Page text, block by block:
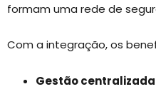
formam uma rede de
Com a integração, os
Gestão